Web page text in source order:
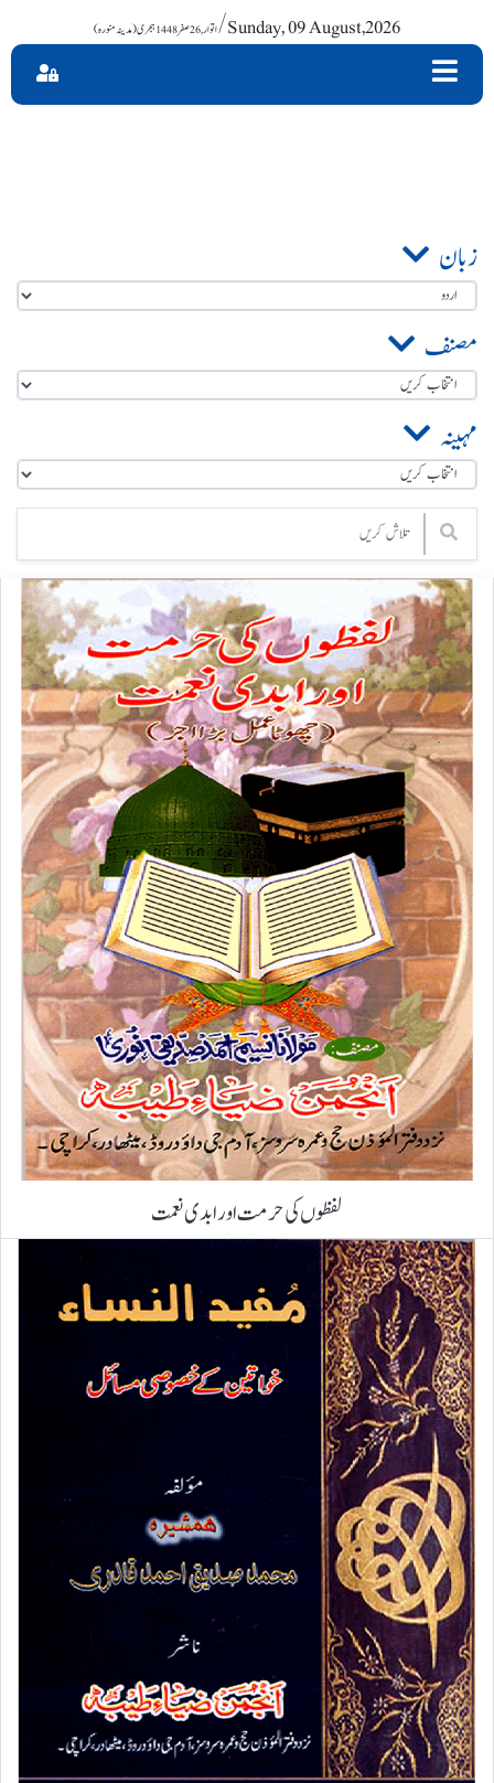
اتوار , 26 صفر 1448 ہجری (مدینہ منورہ)/ Sunday, 09 August,2026
زبان
مصنف
مہینہ
لفظوں کی حرمت اور ابدی نعمت